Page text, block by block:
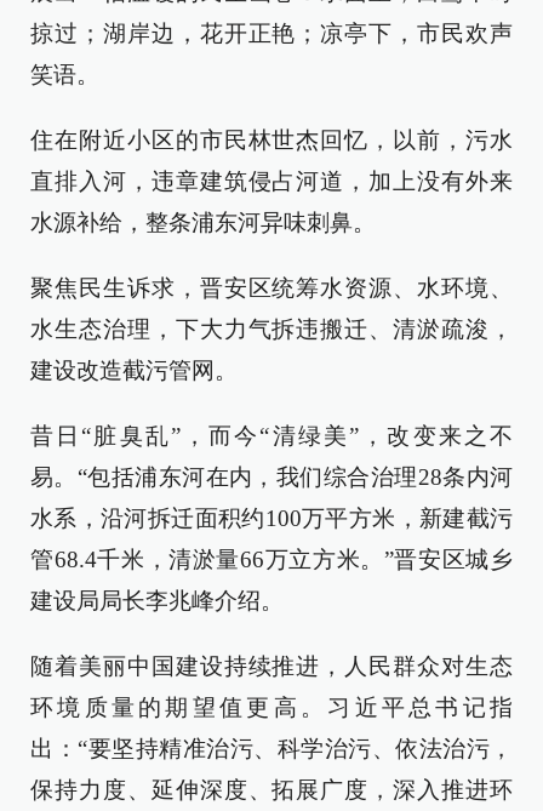
掠过；湖岸边，花开正艳；凉亭下，市民欢声
笑语。
住在附近小区的市民林世杰回忆，以前，污水
直排入河，违章建筑侵占河道，加上没有外来
水源补给，整条浦东河异味刺鼻。
聚焦民生诉求，晋安区统筹水资源、水环境、
水生态治理，下大力气拆违搬迁、清淤疏浚，
建设改造截污管网。
昔日“脏臭乱”，而今“清绿美”，改变来之不
易。“包括浦东河在内，我们综合治理28条内河
水系，沿河拆迁面积约100万平方米，新建截污
管68.4千米，清淤量66万立方米。”晋安区城乡
建设局局长李兆峰介绍。
随着美丽中国建设持续推进，人民群众对生态
环境质量的期望值更高。习近平总书记指
出：“要坚持精准治污、科学治污、依法治污，
保持力度、延伸深度、拓展广度，深入推进环